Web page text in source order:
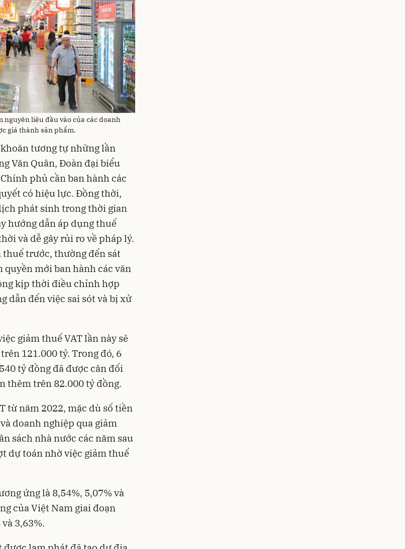
nguyên liệu đầu vào của các doanh
giá thành sản phẩm.
tương tự những lần
Văn Quân, Đoàn đại biểu
phủ cần ban hành các
có hiệu lực. Đồng thời,
phát sinh trong thời gian
hướng dẫn áp dụng thuế
và dễ gây rủi ro về pháp lý.
trước, thường đến sát
mới ban hành các văn
kịp thời điều chỉnh hợp
dẫn đến việc sai sót và bị xử
giảm thuế VAT lần này sẽ
121.000 tỷ. Trong đó, 6
tỷ đồng đã được cân đối
thêm trên 82.000 tỷ đồng.
từ năm 2022, mặc dù số tiền
doanh nghiệp qua giảm
sách nhà nước các năm sau
dự toán nhờ việc giảm thuế
ứng là 8,54%, 5,07% và
của Việt Nam giai đoạn
3,63%.